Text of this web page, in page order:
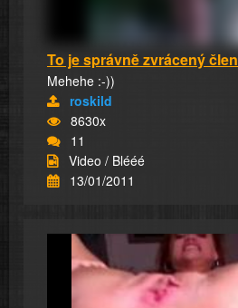
To je správně zvrácený člen
Mehehe :-))
roskild
8630x
11
Video / Blééé
13/01/2011